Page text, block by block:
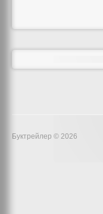
Буктрейлер © 2026